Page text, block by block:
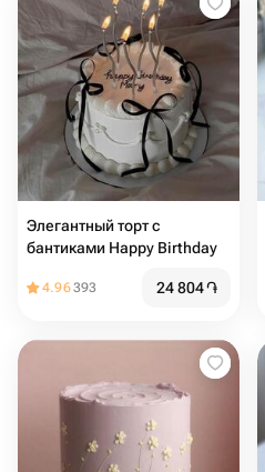
Элегантный торт с
бантиками Happy Birthday
4.96393 24 804֏